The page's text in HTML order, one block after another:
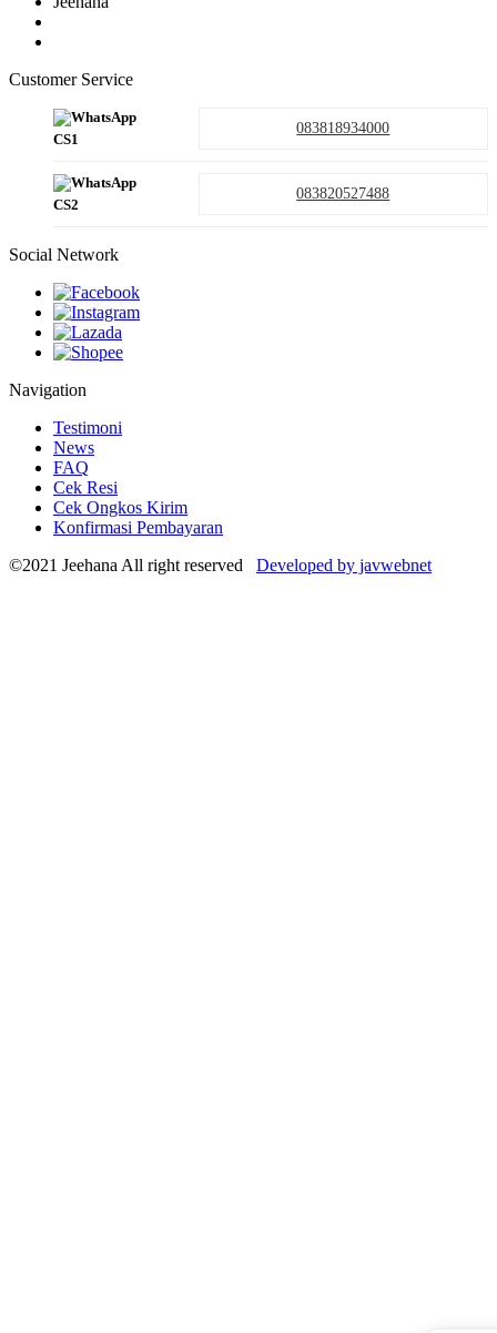
Customer Service
CS1
083818934000
CS2
083820527488
Social Network
Navigation
Testimoni
News
FAQ
Cek Resi
Cek Ongkos Kirim
Konfirmasi Pembayaran
©2021 Jeehana All right reserved Developed by javwebnet